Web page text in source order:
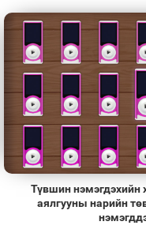
Түвшин нэмэгдэхийн
аялгууны нарийн